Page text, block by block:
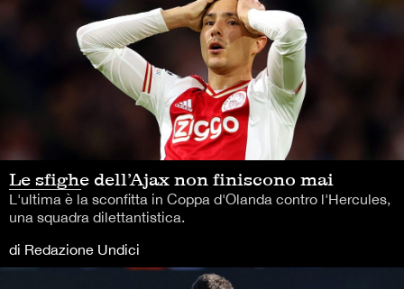
Le sfighe dell’Ajax non finiscono mai
L'ultima è la sconfitta in Coppa d'Olanda contro l'Hercules,
una squadra dilettantistica.
di Redazione Undici